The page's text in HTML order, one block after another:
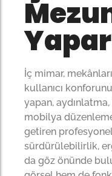
İç mimar,
kullanıcı
yapan,
mobilya
getiren
sürdürülebilirlik,
da göz önünde